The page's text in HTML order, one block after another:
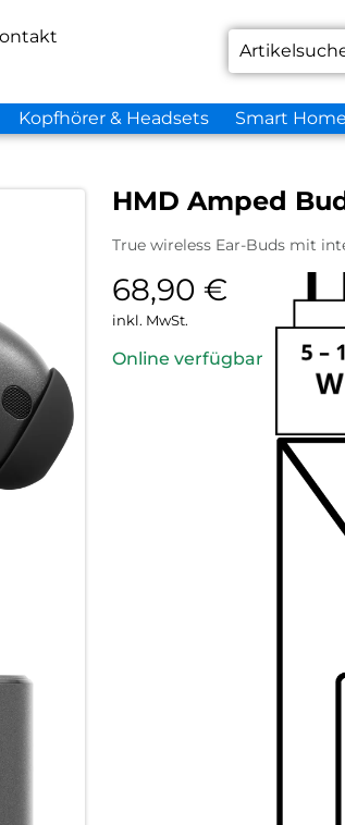
Kopfhörer & Headsets Smart Home
HMD Amped
True wireless Ear-Buds mit
68,90 €
inkl. MwSt.
Online verfügbar